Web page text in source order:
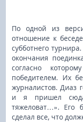
По одной из
отношение к
субботнего
окончания
согласно
победителем. Их
журналистов. Диаз
и я пришел
тяжеловат…». Его
сделал все, что